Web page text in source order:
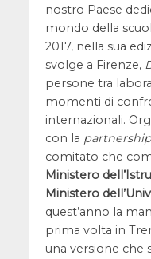
nostro Paese
mondo della
2017, nella sua
svolge a Firenze,
persone tra
momenti di
internazionali.
con la partnership
comitato che
Ministero
Ministero
quest’anno la
prima volta in
una versione che